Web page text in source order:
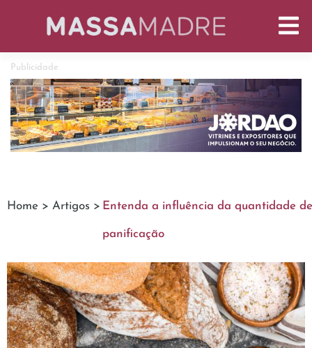
Publicidade
Home > Artigos > Entenda a influência da quantidade
panificação